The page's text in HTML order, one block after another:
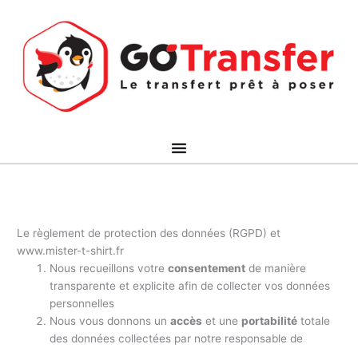
contenu
Le règlement de protection des données (RGPD) et
www.mister-t-shirt.fr
Nous recueillons votreconsentement de manière
transparente et explicite afin de collecter vos données
personnelles
Nous vous donnons unaccès et une portabilité totale
des données collectées par notre responsable de